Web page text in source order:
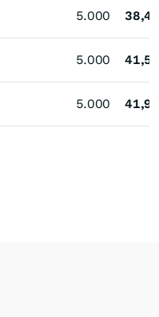
5.000 38,43
5.000 41,51
5.000 41,96